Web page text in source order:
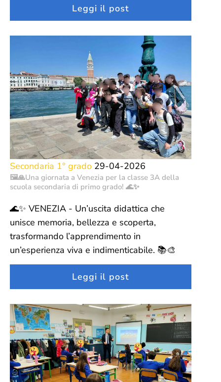
Leggi il post
Secondaria 1° grado 29-04-2026
🖼️🙏Una giornata a Venezia per la classe 3A della
scuola secondaria di primo grado! 🌊✨
🌊✨ VENEZIA - Un’uscita didattica che
unisce memoria, bellezza e scoperta,
trasformando l’apprendimento in
un’esperienza viva e indimenticabile. 📚🎨
Leggi il post